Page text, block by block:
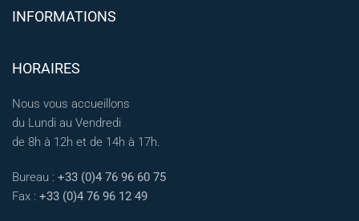
INFORMATIONS
HORAIRES
Nous vous accueillons
du Lundi au Vendredi
de 8h à 12h et de 14h à 17h.
Bureau : +33 (0)4 76 96 60 75
Fax : +33 (0)4 76 96 12 49